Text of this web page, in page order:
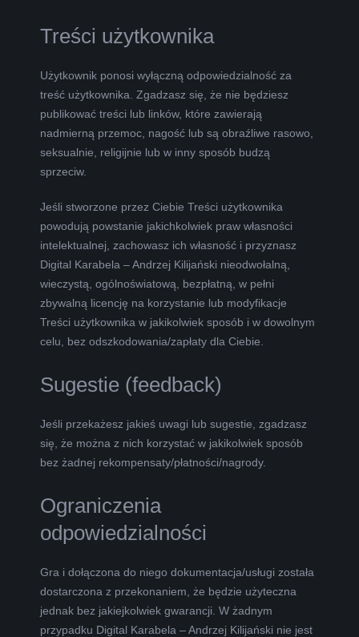
Treści użytkownika
Użytkownik ponosi wyłączną odpowiedzialność za
treść użytkownika. Zgadzasz się, że nie będziesz
publikować treści lub linków, które zawierają
nadmierną przemoc, nagość lub są obraźliwe rasowo,
seksualnie, religijnie lub w inny sposób budzą
sprzeciw.
Jeśli stworzone przez Ciebie Treści użytkownika
powodują powstanie jakichkolwiek praw własności
intelektualnej, zachowasz ich własność i przyznasz
Digital Karabela – Andrzej Kilijański nieodwołalną,
wieczystą, ogólnoświatową, bezpłatną, w pełni
zbywalną licencję na korzystanie lub modyfikacje
Treści użytkownika w jakikolwiek sposób i w dowolnym
celu, bez odszkodowania/zapłaty dla Ciebie.
Sugestie (feedback)
Jeśli przekażesz jakieś uwagi lub sugestie, zgadzasz
się, że można z nich korzystać w jakikolwiek sposób
bez żadnej rekompensaty/płatności/nagrody.
Ograniczenia
odpowiedzialności
Gra i dołączona do niego dokumentacja/usługi została
dostarczona z przekonaniem, że będzie użyteczna
jednak bez jakiejkolwiek gwarancji. W żadnym
przypadku Digital Karabela – Andrzej Kilijański nie jest